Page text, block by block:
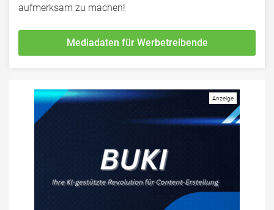
aufmerksam zu machen!
Mediadaten für Werbetreibende